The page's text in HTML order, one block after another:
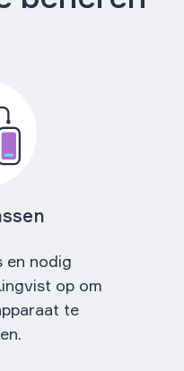
en nodig
op om
te